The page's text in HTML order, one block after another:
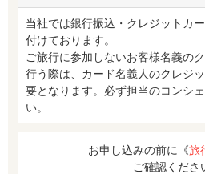
当社では銀行振込・クレジットカ
付けております。
ご旅行に参加しないお客様名義の
行う際は、カード名義人のクレジ
要となります。必ず担当のコンシ
い。
お申し込みの前に《旅
ご確認くださ